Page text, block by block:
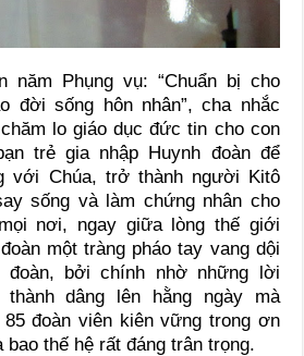
năm Phụng vụ: “Chuẩn bị cho
đời sống hôn nhân”, cha nhắc
lo giáo dục đức tin cho con
trẻ gia nhập Huynh đoàn để
với Chúa, trở thành người Kitô
sống và làm chứng nhân cho
nơi, ngay giữa lòng thế giới
một tràng pháo tay vang dội
đoàn, bởi chính nhờ những lời
thành dâng lên hằng ngày mà
đoàn viên kiên vững trong ơn
thế hệ rất đáng trân trọng.